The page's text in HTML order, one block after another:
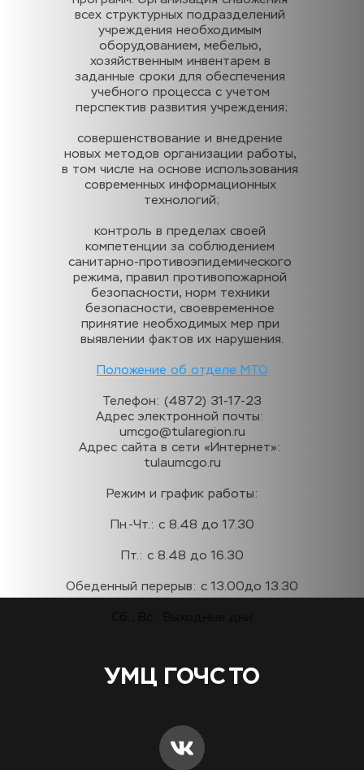
всех структурных подразделений
учреждения необходимым
оборудованием, мебелью,
хозяйственным инвентарем в
заданные сроки для обеспечения
учебного процесса с учетом
перспектив развития учреждения;
совершенствование и внедрение
новых методов организации работы,
в том числе на основе использования
современных информационных
технологий;
контроль в пределах своей
компетенции за соблюдением
санитарно-противоэпидемического
режима, правил противопожарной
безопасности, норм техники
безопасности, своевременное
принятие необходимых мер при
выявлении фактов их нарушения.
Положение об отделе МТО
Телефон: (4872) 31-17-23
Адрес электронной почты:
umcgo@tularegion.ru
Адрес сайта в сети «Интернет»:
tulaumcgo.ru
Режим и график работы:
Пн.-Чт.: с 8.48 до 17.30
Пт.: с 8.48 до 16.30
Обеденный перерыв: с 13.00до 13.30
УМЦ ГОЧС ТО